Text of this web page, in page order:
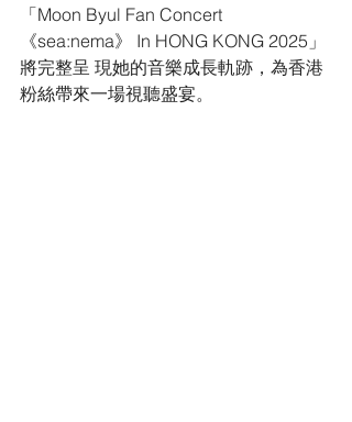
「Moon Byul Fan Concert
《sea:nema》 In HONG KONG 2025」
將完整呈 現她的音樂成長軌跡，為香港
粉絲帶來一場視聽盛宴。